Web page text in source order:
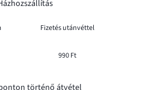
Fizetés utánvéttel
990 Ft
történő átvétel